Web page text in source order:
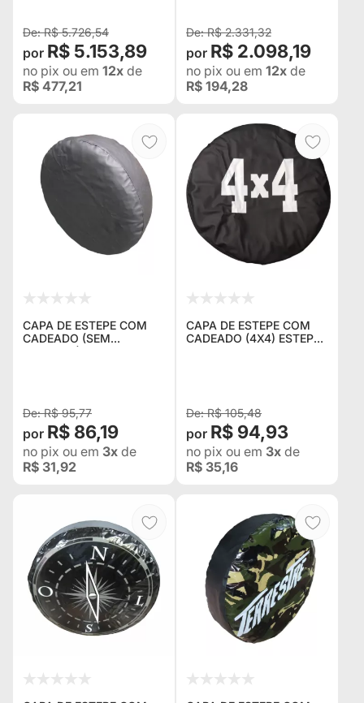
R$ 5.726,54
R$ 5.153,89
no pix ou em 12x de
R$ 477,21
R$ 2.331,32
R$ 2.098,19
no pix ou em 12x de
R$ 194,28
CAPA DE ESTEPE COM
CADEADO (SEM
ESTAMPA) PARA ESTEPE
R$ 95,77
R$ 86,19
no pix ou em 3x de
R$ 31,92
CAPA DE ESTEPE COM
CADEADO (4X4) ESTEPE
R$ 105,48
R$ 94,93
no pix ou em 3x de
R$ 35,16